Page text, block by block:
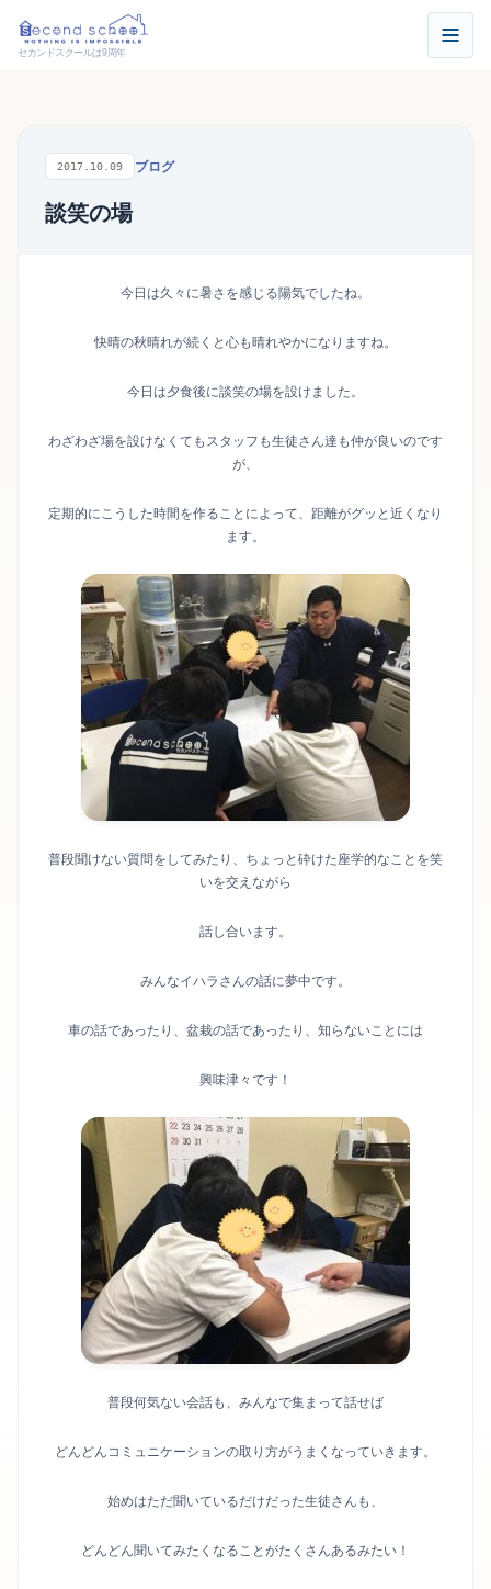
セカンドスクールは9周年
2017.10.09 ブログ
談笑の場
今日は久々に暑さを感じる陽気でしたね。
快晴の秋晴れが続くと心も晴れやかになりますね。
今日は夕食後に談笑の場を設けました。
わざわざ場を設けなくてもスタッフも生徒さん達も仲が良いのです
が、
定期的にこうした時間を作ることによって、距離がグッと近くなり
ます。
普段聞けない質問をしてみたり、ちょっと砕けた座学的なことを笑
いを交えながら
話し合います。
みんなイハラさんの話に夢中です。
車の話であったり、盆栽の話であったり、知らないことには
興味津々です！
普段何気ない会話も、みんなで集まって話せば
どんどんコミュニケーションの取り方がうまくなっていきます。
始めはただ聞いているだけだった生徒さんも、
どんどん聞いてみたくなることがたくさんあるみたい！